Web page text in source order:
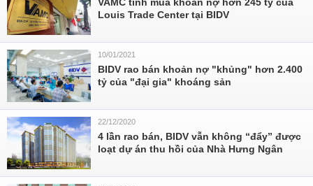
Louis Trade Center tại BIDV
10/01/2021
BIDV rao bán khoản nợ "khủng" hơn 2.400
tỷ của "đại gia" khoáng sản
22/12/2020
4 lần rao bán, BIDV vẫn không “đẩy” được
loạt dự án thu hồi của Nhà Hưng Ngân